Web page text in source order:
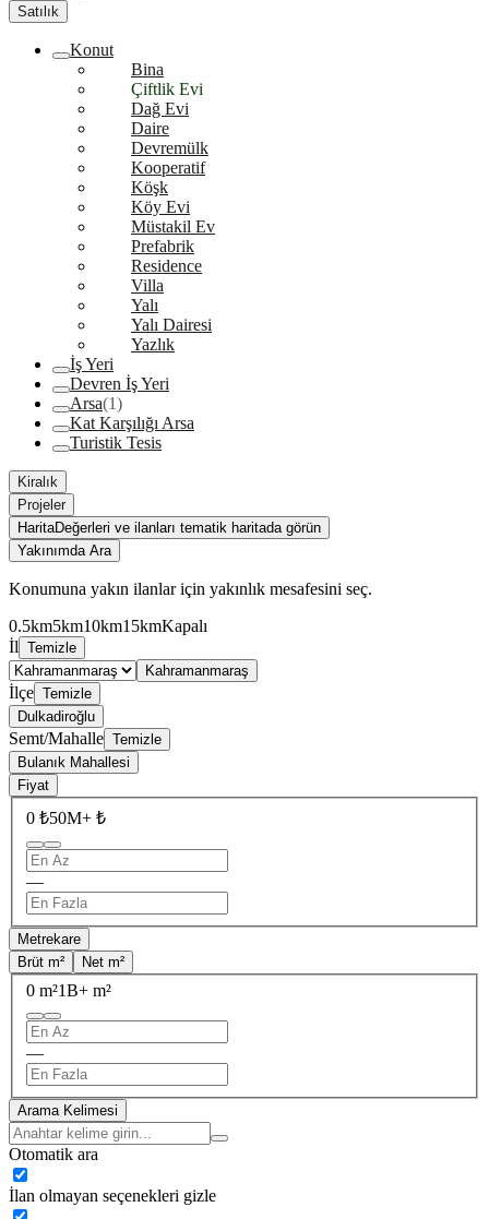
Satılık
Konut
Bina
Çiftlik Evi
Dağ Evi
Daire
Devremülk
Kooperatif
Köşk
Köy Evi
Müstakil Ev
Prefabrik
Residence
Villa
Yalı
Yalı Dairesi
Yazlık
İş Yeri
Devren İş Yeri
Arsa(1)
Kat Karşılığı Arsa
Turistik Tesis
Kiralık
Projeler
HaritaDeğerleri ve ilanları tematik haritada görün
Yakınımda Ara
Konumuna yakın ilanlar için yakınlık mesafesini seç.
0.5km5km10km15kmKapalı
İl Temizle
Kahramanmaraş
İlçe Temizle
Dulkadiroğlu
Semt/Mahalle Temizle
Bulanık Mahallesi
Fiyat
0 ₺50M+ ₺
—
Metrekare
Brüt m²
Net m²
0 m²1B+ m²
—
Arama Kelimesi
Otomatik ara
İlan olmayan seçenekleri gizle